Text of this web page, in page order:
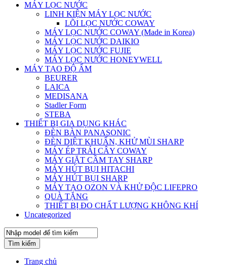
MÁY LỌC NƯỚC
LINH KIỆN MÁY LỌC NƯỚC
LÕI LỌC NƯỚC COWAY
MÁY LỌC NƯỚC COWAY (Made in Korea)
MÁY LỌC NƯỚC DAIKIO
MÁY LỌC NƯỚC FUJIE
MÁY LỌC NƯỚC HONEYWELL
MÁY TẠO ĐỘ ẨM
BEURER
LAICA
MEDISANA
Stadler Form
STEBA
THIẾT BỊ GIA DỤNG KHÁC
ĐÈN BÀN PANASONIC
ĐÈN DIỆT KHUẨN, KHỬ MÙI SHARP
MÁY ÉP TRÁI CÂY COWAY
MÁY GIẶT CẦM TAY SHARP
MÁY HÚT BỤI HITACHI
MÁY HÚT BỤI SHARP
MÁY TẠO OZON VÀ KHỬ ĐỘC LIFEPRO
QUÀ TẶNG
THIẾT BỊ ĐO CHẤT LƯỢNG KHÔNG KHÍ
Uncategorized
Tìm kiếm
Trang chủ